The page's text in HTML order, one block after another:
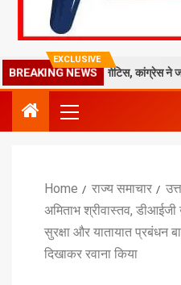
EXCLUSIVE
BREAKING NEWS
को नोटिस, कांग्रेस ने जताई वोट
Home राज्य समाचार
अमिताभ श्रीवास्तव,
सुरक्षा और यातायात प्रबंधन
दिखाकर रवाना किया